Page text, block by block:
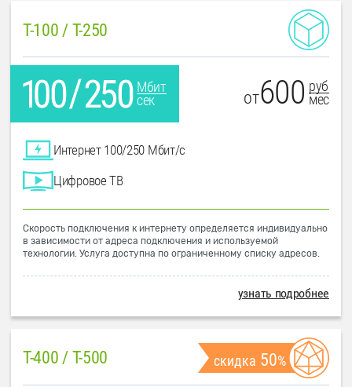
T-100 / T-250
Мбит
сек
от600 руб
мес
Интернет 100/250 Мбит/с
Цифровое ТВ
Скорость подключения к интернету определяется индивидуально
в зависимости от адреса подключения и используемой
технологии. Услуга доступна по ограниченному списку адресов.
узнать подробнее
T-400 / T-500 скидка 50%